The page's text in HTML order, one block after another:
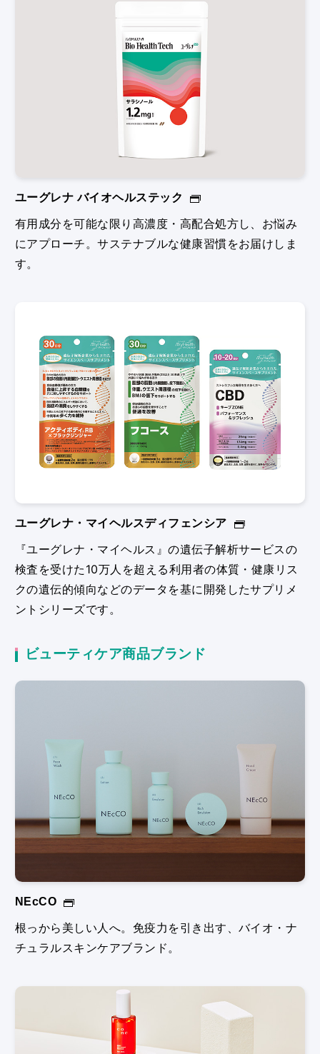
ユーグレナ バイオヘルステック
有用成分を可能な限り高濃度・高配合処方し、お悩み
にアプローチ。サステナブルな健康習慣をお届けしま
す。
ユーグレナ・マイヘルスディフェンシア
『ユーグレナ・マイヘルス』の遺伝子解析サービスの
検査を受けた10万人を超える利用者の体質・健康リス
クの遺伝的傾向などのデータを基に開発したサプリメ
ントシリーズです。
ビューティケア商品ブランド
NEcCO
根っから美しい人へ。免疫力を引き出す、バイオ・ナ
チュラルスキンケアブランド。